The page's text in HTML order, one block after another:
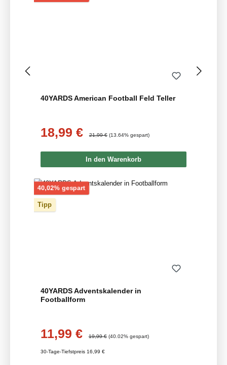
40YARDS American Football Feld Teller
Verkaufspreis:
18,99 € Regulärer Preis:
21,99 € (13.64% gespart)
In den Warenkorb
40,02% gespartRabatt
Tipp
40YARDS Adventskalender in
Footballform
Verkaufspreis:
11,99 € 19,99 € (40.02% gespart)
30-Tage-Tiefstpreis 16,99 €